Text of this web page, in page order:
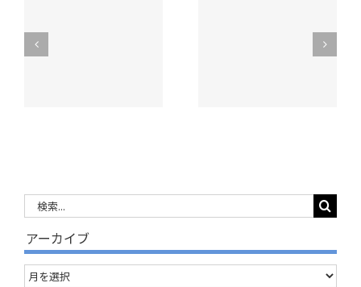
☀学童クラブ夏休
…
アーカイブ
ア